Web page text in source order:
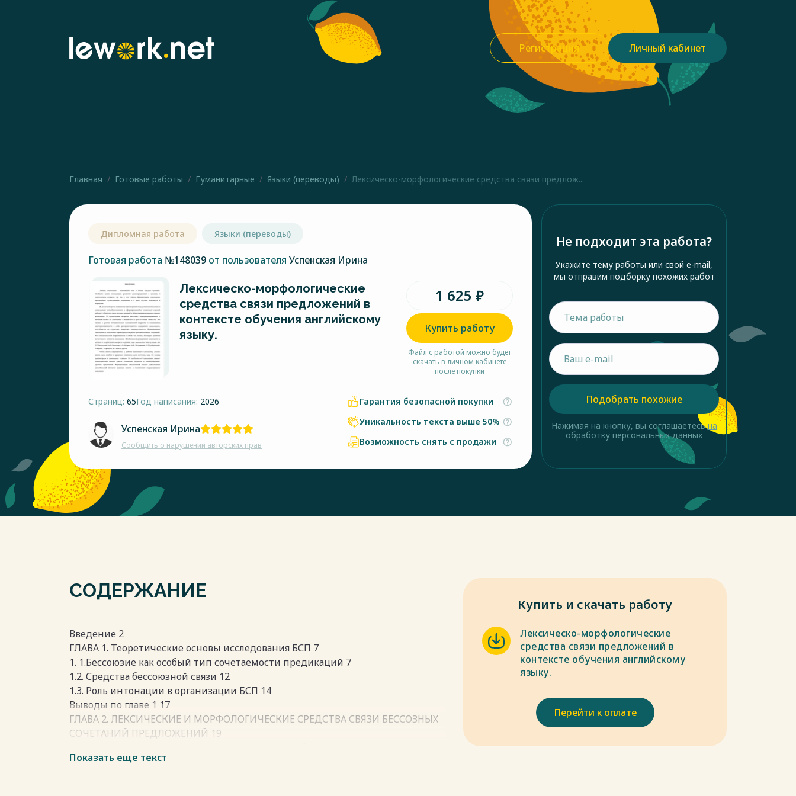
Регистрация Личный кабинет
Главная Готовые работы Гуманитарные Языки (переводы) Лексическо-морфологические средства связи предлож...
Дипломная работа Языки (переводы)
Готовая работа №148039 от пользователя Успенская Ирина
Лексическо-морфологические
средства связи предложений в
контексте обучения английскому
языку.
1 625 ₽
Купить работу
Файл с работой можно будет
скачать в личном кабинете
после покупки
Страниц: 65Год написания: 2026
Успенская Ирина
Сообщить о нарушении авторских прав
Гарантия безопасной покупки
Уникальность текста выше 50%
Возможность снять с продажи
Не подходит эта работа?
Укажите тему работы или свой e-mail,
мы отправим подборку похожих работ
Подобрать похожие
Нажимая на кнопку, вы соглашаетесьна
обработку персональных данных
СОДЕРЖАНИЕ
Введение 2
ГЛАВА 1. Теоретические основы исследования БСП 7
1. 1.Бессоюзие как особый тип сочетаемости предикаций 7
1.2. Средства бессоюзной связи 12
1.3. Роль интонации в организации БСП 14
Выводы по главе 1 17
ГЛАВА 2. ЛЕКСИЧЕСКИЕ И МОРФОЛОГИЧЕСКИЕ СРЕДСТВА СВЯЗИ БЕССОЗНЫХ
СОЧЕТАНИЙ ПРЕДЛОЖЕНИЙ 19
сочетаний предложений 19
Показать еще текст
Купить и скачать работу
Лексическо-морфологические
средства связи предложений в
контексте обучения английскому
языку.
Перейти к оплате